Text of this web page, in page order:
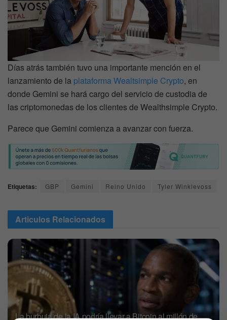
Días atrás también tuvo una importante mención en el
lanzamiento de la plataforma Wealtsimple Crypto, en
donde Gemini se hará cargo del servicio de custodia de
las criptomonedas de los clientes de Wealthsimple Crypto.
Parece que Gemini comienza a avanzar con fuerza.
Etiquetas: GBP Gemini Reino Unido Tyler Winklevoss
Articulos Relacionados
La burbuja de la IA podría llevar a Bitcoin al millón de